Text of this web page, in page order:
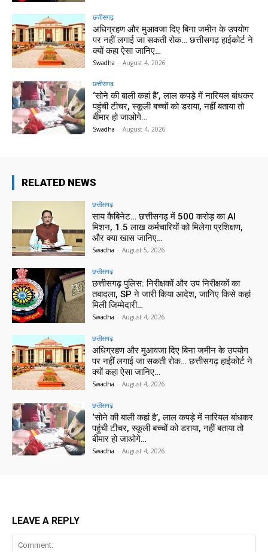
छत्तीसगढ़
अधिग्रहण और मुआवजा दिए बिना जमीन के उपयोग
पर नहीं लगाई जा सकती रोक… छत्तीसगढ़ हाईकोर्ट ने
क्यों कहा ऐसा जानिए…
Swadha - August 4, 2026
छत्तीसगढ़
‘सोने की बाली कहां है’, लाल कपड़े में नारियल बांधकर
पहुंची टीचर, स्कूली बच्चों को डराया, नहीं बताया तो
बीमार हो जाओगे…
Swadha - August 4, 2026
RELATED NEWS
छत्तीसगढ़
साय कैबिनेट… छत्तीसगढ़ में 500 करोड़ का AI
मिशन, 1.5 लाख कर्मचारियों को मिलेगा प्रशिक्षण,
और क्या खास जानिए…
Swadha - August 5, 2026
छत्तीसगढ़
छत्तीसगढ़ पुलिस: निरीक्षकों और उप निरीक्षकों का
तबादला, SP ने जारी किया आदेश, जानिए किसे कहां
मिली जिम्मेदारी…
Swadha - August 4, 2026
छत्तीसगढ़
अधिग्रहण और मुआवजा दिए बिना जमीन के उपयोग
पर नहीं लगाई जा सकती रोक… छत्तीसगढ़ हाईकोर्ट ने
क्यों कहा ऐसा जानिए…
Swadha - August 4, 2026
छत्तीसगढ़
‘सोने की बाली कहां है’, लाल कपड़े में नारियल बांधकर
पहुंची टीचर, स्कूली बच्चों को डराया, नहीं बताया तो
बीमार हो जाओगे…
Swadha - August 4, 2026
LEAVE A REPLY